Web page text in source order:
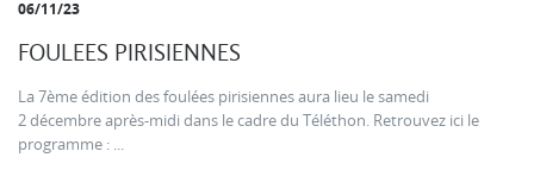
06/11/23
FOULEES PIRISIENNES
La 7ème édition des foulées pirisiennes aura lieu le samedi
2 décembre après-midi dans le cadre du Téléthon. Retrouvez ici le
programme : ...